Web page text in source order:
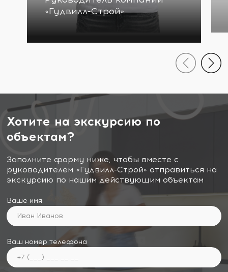
«Гудвилл-Строй»
Хотите на экскурсию по
объектам?
Заполните форму ниже, чтобы вместе с
руководителем «Гудвилл-Строй» отправиться на
экскурсию по нашим действующим объектам
Ваше имя
Ваш номер телефона